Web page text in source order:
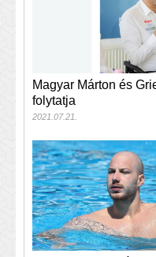
Magyar Márton és
folytatja
2021.07.21.